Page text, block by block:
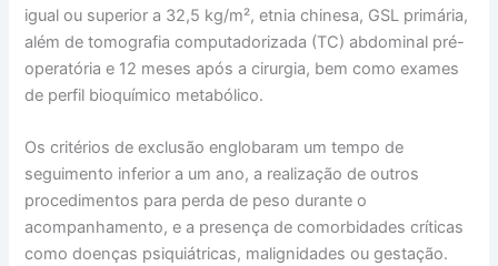
igual ou superior a 32,5 kg/m², etnia chinesa, GSL primária,
além de tomografia computadorizada (TC) abdominal pré-
operatória e 12 meses após a cirurgia, bem como exames
de perfil bioquímico metabólico.
Os critérios de exclusão englobaram um tempo de
seguimento inferior a um ano, a realização de outros
procedimentos para perda de peso durante o
acompanhamento, e a presença de comorbidades críticas
como doenças psiquiátricas, malignidades ou gestação.